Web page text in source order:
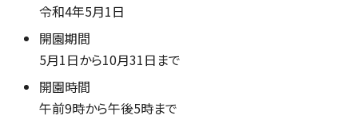
令和4年5月1日
開園期間
5月1日から10月31日まで
開園時間
午前9時から午後5時まで